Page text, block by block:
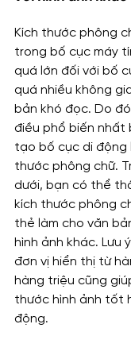
Kích thước phông
trong bố cục máy
quá lớn đối với bố
quá nhiều không
bản khó đọc. Do
điều phổ biến nhất
tạo bố cục di động
thước phông chữ.
dưới, bạn có thể
kích thước phông
thẻ làm cho văn
hình ảnh khác. Lưu
đơn vị hiển thị từ
hàng triệu cũng
thước hình ảnh tốt
động.